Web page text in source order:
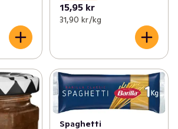
15,95 kr
31,90 kr /kg
Spaghetti